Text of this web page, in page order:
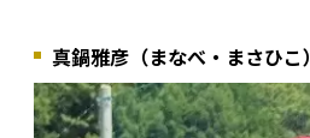
真鍋雅彦（まなべ・まさひこ）